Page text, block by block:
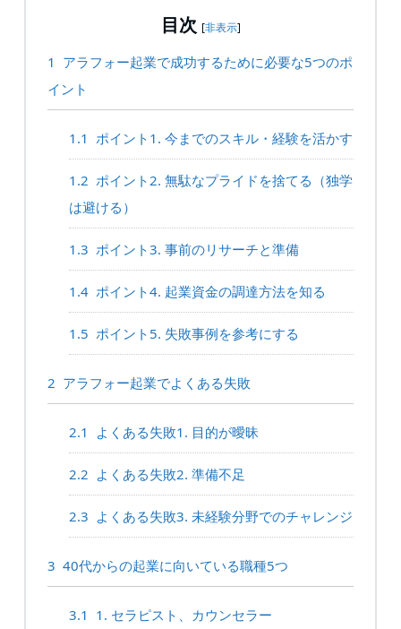
目次 [非表示]
1 アラフォー起業で成功するために必要な5つのポ
イント
1.1 ポイント1. 今までのスキル・経験を活かす
1.2 ポイント2. 無駄なプライドを捨てる（独学
は避ける）
1.3 ポイント3. 事前のリサーチと準備
1.4 ポイント4. 起業資金の調達方法を知る
1.5 ポイント5. 失敗事例を参考にする
2 アラフォー起業でよくある失敗
2.1 よくある失敗1. 目的が曖昧
2.2 よくある失敗2. 準備不足
2.3 よくある失敗3. 未経験分野でのチャレンジ
3 40代からの起業に向いている職種5つ
3.1 1. セラピスト、カウンセラー